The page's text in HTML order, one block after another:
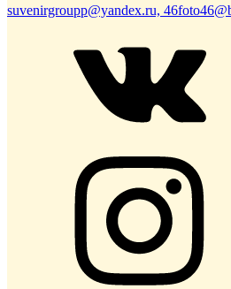
suvenirgroupp@yandex.ru,